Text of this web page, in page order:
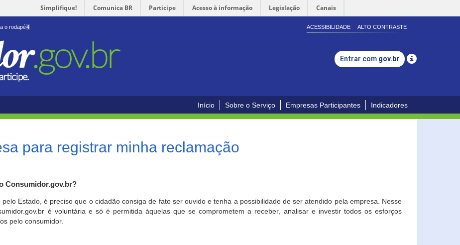
Simplifique! Comunica BR Participe Acesso à informação Legislação Canais
o rodapé4 ACESSIBILIDADE ALTO CONTRASTE
Entrar com gov.br
Início Sobre o Serviço Empresas Participantes Indicadores
para registrar minha reclamação
Consumidor.gov.br?
Estado, é preciso que o cidadão consiga de fato ser ouvido e tenha a possibilidade de ser atendido pela empresa. Nesse
é voluntária e só é permitida àquelas que se comprometem a receber, analisar e investir todos os esforços
pelo consumidor.